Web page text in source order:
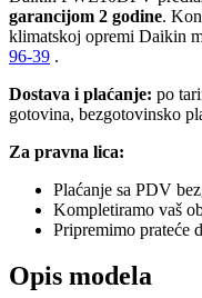
garancijom 2 godine.
klimatskoj opremi Daikin
96-39 .
Dostava i plaćanje: po
gotovina, bezgotovinsko
Za pravna lica:
Plaćanje sa PDV
Kompletiramo vaš
Pripremimo prateće
Opis modela